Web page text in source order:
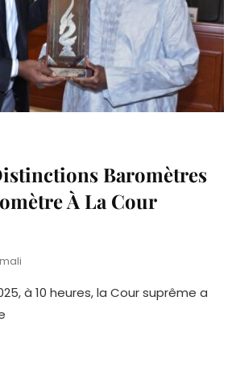
Baromètres
À La Cour
à 10 heures, la Cour suprême a